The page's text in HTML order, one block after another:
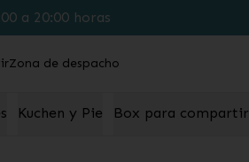
a 20:00 horas
Zona de despacho
Kuchen y Pie Box para compartir